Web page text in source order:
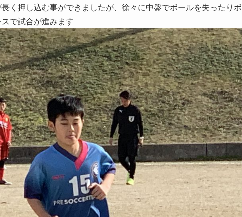
く押し込む事ができましたが、徐々に中盤でボールを失ったりボ
で試合が進みます